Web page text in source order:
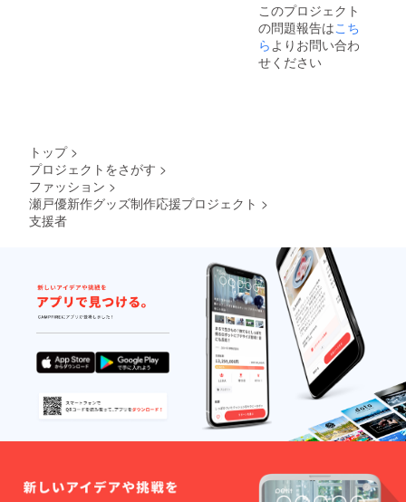
このプロジェクト
の問題報告はこち
らよりお問い合わ
せください
トップ >
プロジェクトをさがす >
ファッション >
瀬戸優新作グッズ制作応援プロジェクト >
支援者